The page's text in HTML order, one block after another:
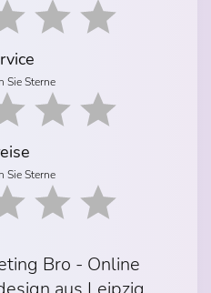
Sie Sterne
Sie Sterne
Bro - Online